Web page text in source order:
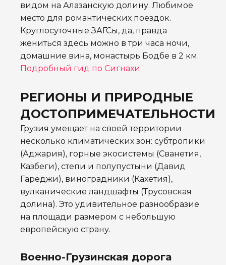
видом на Алазанскую долину. Любимое
место для романтических поездок.
Круглосуточные ЗАГСы, да, правда
жениться здесь можно в три часа ночи,
домашние вина, монастырь Бодбе в 2 км.
Подробный гид по Сигнахи.
РЕГИОНЫ И ПРИРОДНЫЕ
ДОСТОПРИМЕЧАТЕЛЬНОСТИ
Грузия умещает на своей территории
несколько климатических зон: субтропики
(Аджария), горные экосистемы (Сванетия,
Казбеги), степи и полупустыни (Давид
Гареджи), виноградники (Кахетия),
вулканические ландшафты (Трусовская
долина). Это удивительное разнообразие
на площади размером с небольшую
европейскую страну.
Военно-Грузинская дорога